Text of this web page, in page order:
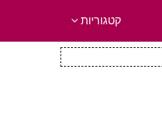
קטגוריות